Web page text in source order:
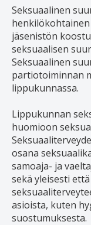
Seksuaalinen
jäsenistön
seksuaalisen
Seksuaalinen
partiotoiminnan
lippukunnassa.
Lippukunnan
huomioon
osana
samoaja- ja
sekä yleisesti
asioista, kuten
suostumuksesta.